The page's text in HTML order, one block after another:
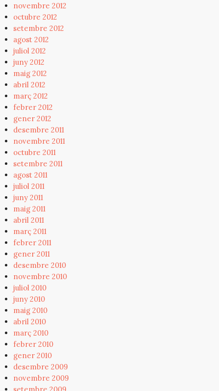
novembre 2012
octubre 2012
setembre 2012
agost 2012
juliol 2012
juny 2012
maig 2012
abril 2012
març 2012
febrer 2012
gener 2012
desembre 2011
novembre 2011
octubre 2011
setembre 2011
agost 2011
juliol 2011
juny 2011
maig 2011
abril 2011
març 2011
febrer 2011
gener 2011
desembre 2010
novembre 2010
juliol 2010
juny 2010
maig 2010
abril 2010
març 2010
febrer 2010
gener 2010
desembre 2009
novembre 2009
setembre 2009